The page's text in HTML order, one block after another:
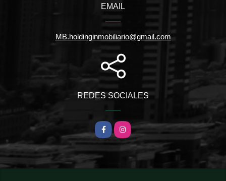
EMAIL
MB.holdinginmobiliario@gmail.com
REDES SOCIALES
FacebookInstagram